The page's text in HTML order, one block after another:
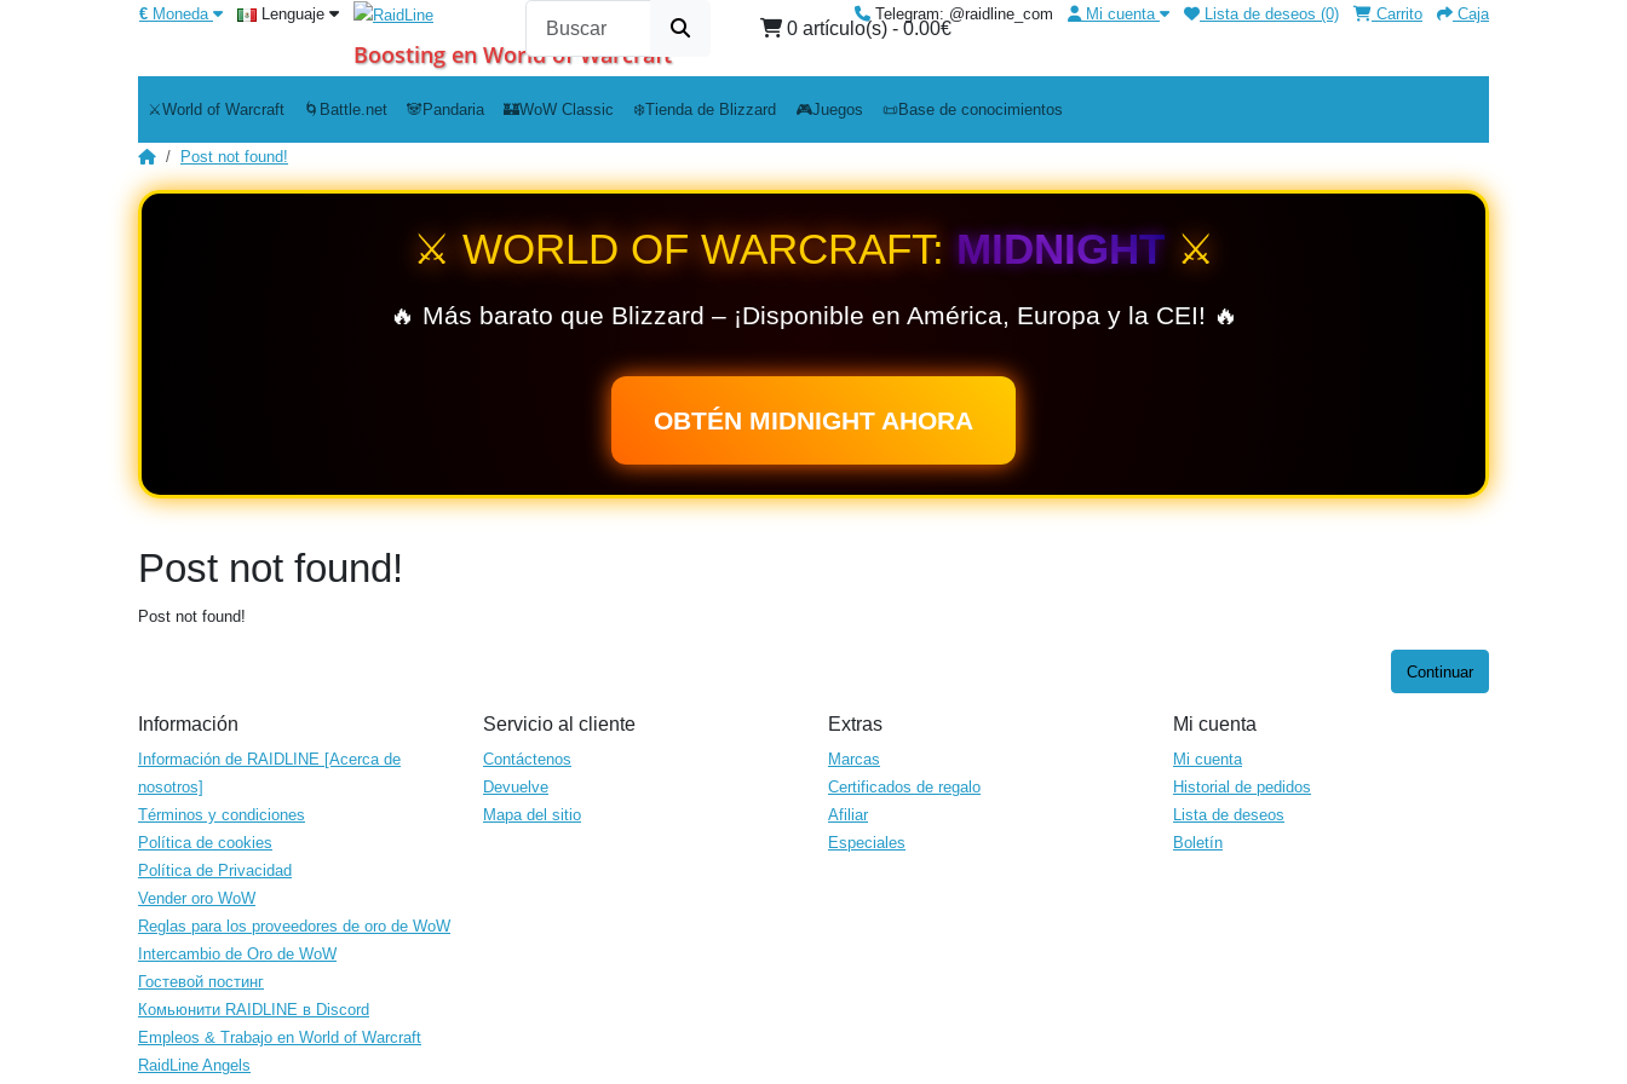
€ Moneda Lenguaje Telegram: @raidline_com Mi cuenta Lista de deseos (0) Carrito Caja
Boosting en World of Warcraft
0 artículo(s) - 0.00€
⚔️World of Warcraft 🌀Battle.net 🐼Pandaria 🏰WoW Classic ❄️Tienda de Blizzard 🎮Juegos 📜Base de conocimientos
Post not found!
⚔️ WORLD OF WARCRAFT: MIDNIGHT ⚔️
🔥 Más barato que Blizzard – ¡Disponible en América, Europa y la CEI! 🔥
OBTÉN MIDNIGHT AHORA
Post not found!
Post not found!
Continuar
Información
Información de RAIDLINE [Acerca de
nosotros]
Términos y condiciones
Política de cookies
Política de Privacidad
Vender oro WoW
Reglas para los proveedores de oro de WoW
Intercambio de Oro de WoW
Гостевой постинг
Комьюнити RAIDLINE в Discord
Empleos & Trabajo en World of Warcraft
RaidLine Angels
Servicio al cliente
Contáctenos
Devuelve
Mapa del sitio
Extras
Marcas
Certificados de regalo
Afiliar
Especiales
Mi cuenta
Mi cuenta
Historial de pedidos
Lista de deseos
Boletín